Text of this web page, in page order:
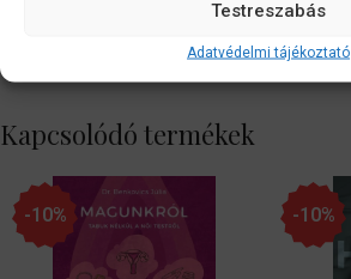
Testreszabás
Adatvédelmi tájékoztató
Kapcsolódó termékek
-10% -10%